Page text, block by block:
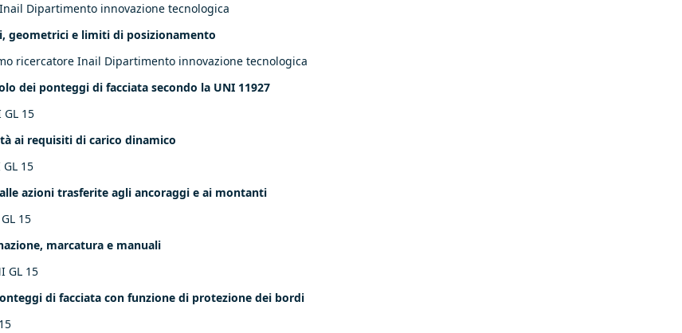
Dipartimento innovazione tecnologica
geometrici e limiti di posizionamento
ricercatore Inail Dipartimento innovazione tecnologica
dei ponteggi di facciata secondo la UNI 11927
15
ai requisiti di carico dinamico
15
azioni trasferite agli ancoraggi e ai montanti
15
marcatura e manuali
GL 15
di facciata con funzione di protezione dei bordi